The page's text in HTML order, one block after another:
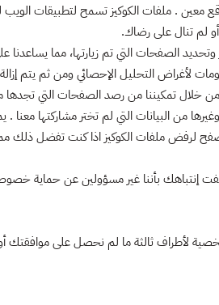
معين . ملفات الكوكيز تسمح لتطبيقات
لم تنال على رضاك.
الصفحات التي تم زيارتها، مما
لأغراض التحليل الإحصائي ومن ثم يتم إزالة
خلال تمكيننا من رصد الصفحات التي تجدها
من البيانات التي لم تختر مشاركتها
لرفض ملفات الكوكيز اذا كنت تفضل ذلك
إنتباهك بأننا غير مسؤولين عن حماية
لأطراف ثالثة ما لم نحصل على